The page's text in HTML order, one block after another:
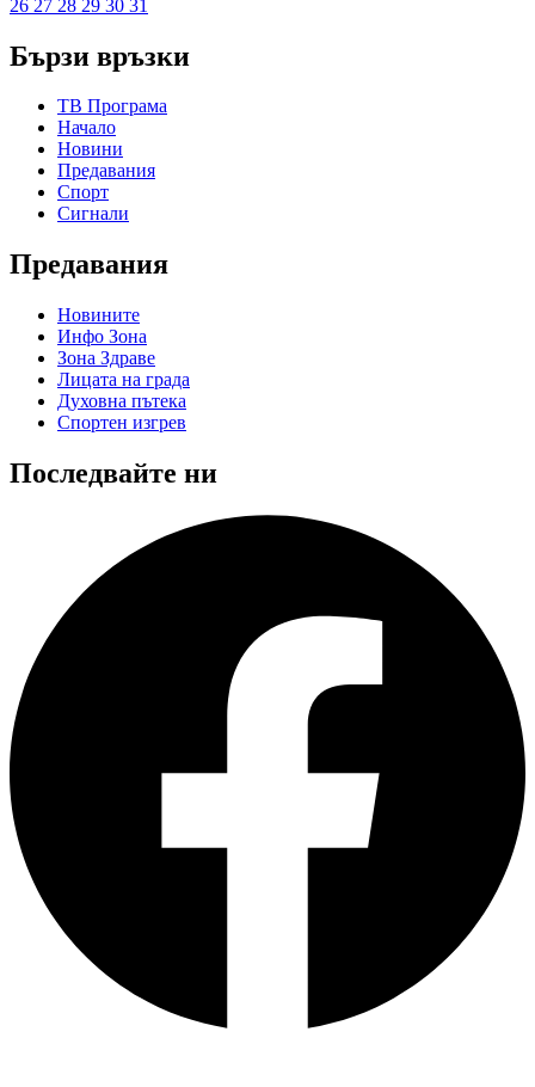
26 27 28 29 30 31
Бързи връзки
ТВ Програма
Начало
Новини
Предавания
Спорт
Сигнали
Предавания
Новините
Инфо Зона
Зона Здраве
Лицата на града
Духовна пътека
Спортен изгрев
Последвайте ни